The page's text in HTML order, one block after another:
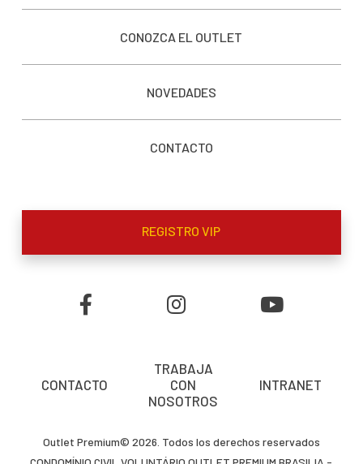
CONOZCA EL OUTLET
NOVEDADES
CONTACTO
REGISTRO VIP
CONTACTO
TRABAJA
CON
NOSOTROS
INTRANET
Outlet Premium© 2026. Todos los derechos reservados